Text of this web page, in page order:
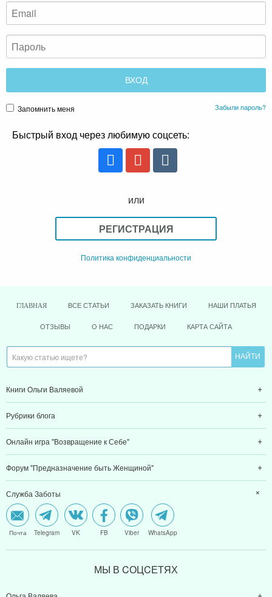
Запомнить меня Забыли пароль?
Быстрый вход через любимую соцсеть:
или
РЕГИСТРАЦИЯ
Политика конфиденциальности
ГЛАВНАЯ ВСЕ СТАТЬИ ЗАКАЗАТЬ КНИГИ НАШИ ПЛАТЬЯ
ОТЗЫВЫ О НАС ПОДАРКИ КАРТА САЙТА
Книги Ольги Валяевой
Рубрики блога
Онлайн игра "Возвращение к Себе"
Форум "Предназначение быть Женщиной"
Служба Заботы
Почта Telegram VK FB Viber WhatsApp
МЫ В CОЦCЕТЯХ